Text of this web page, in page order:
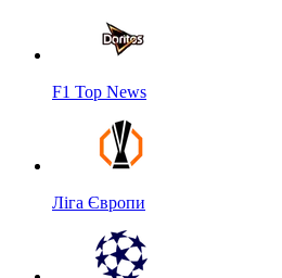
F1 Top News
Ліга Європи